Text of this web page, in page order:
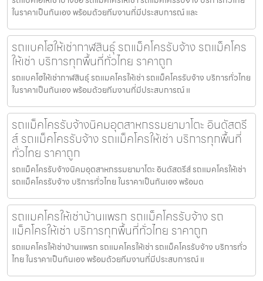
ในราคาเป็นกันเอง พร้อมด้วยทีมงานที่มีประสบการณ์ และ
รถแบคโฮให้เช่ากาฬสินธุ์ รถแม็คโครรับจ้าง รถแม็คโคร
ให้เช่า บริการทุกพื้นที่ทั่วไทย ราคาถูก
รถแบคโฮให้เช่ากาฬสินธุ์ รถแมคโครให้เช่า รถแม็คโครรับจ้าง บริการทั่วไทย
ในราคาเป็นกันเอง พร้อมด้วยทีมงานที่มีประสบการณ์ แ
รถแม็คโครรับจ้างนิคมอุตสาหกรรมยามาโตะ อินดัสตรี
ส์ รถแม็คโครรับจ้าง รถแม็คโครให้เช่า บริการทุกพื้นที่
ทั่วไทย ราคาถูก
รถแม็คโครรับจ้างนิคมอุตสาหกรรมยามาโตะ อินดัสตรีส์ รถแมคโครให้เช่า
รถแม็คโครรับจ้าง บริการทั่วไทย ในราคาเป็นกันเอง พร้อมด
รถแมคโครให้เช่าบ้านแพรก รถแม็คโครรับจ้าง รถ
แม็คโครให้เช่า บริการทุกพื้นที่ทั่วไทย ราคาถูก
รถแมคโครให้เช่าบ้านแพรก รถแมคโครให้เช่า รถแม็คโครรับจ้าง บริการทั่ว
ไทย ในราคาเป็นกันเอง พร้อมด้วยทีมงานที่มีประสบการณ์ แ